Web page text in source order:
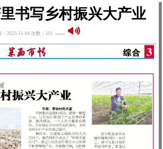
书写乡村振兴大产业
2025-11-04 次数：101 语音阅读：